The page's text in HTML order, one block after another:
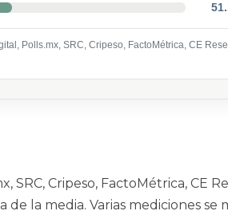
Polls.mx, SRC, Cripeso, FactoMétrica, CE
SRC, Cripeso, FactoMétrica, CE
la media. Varias mediciones se